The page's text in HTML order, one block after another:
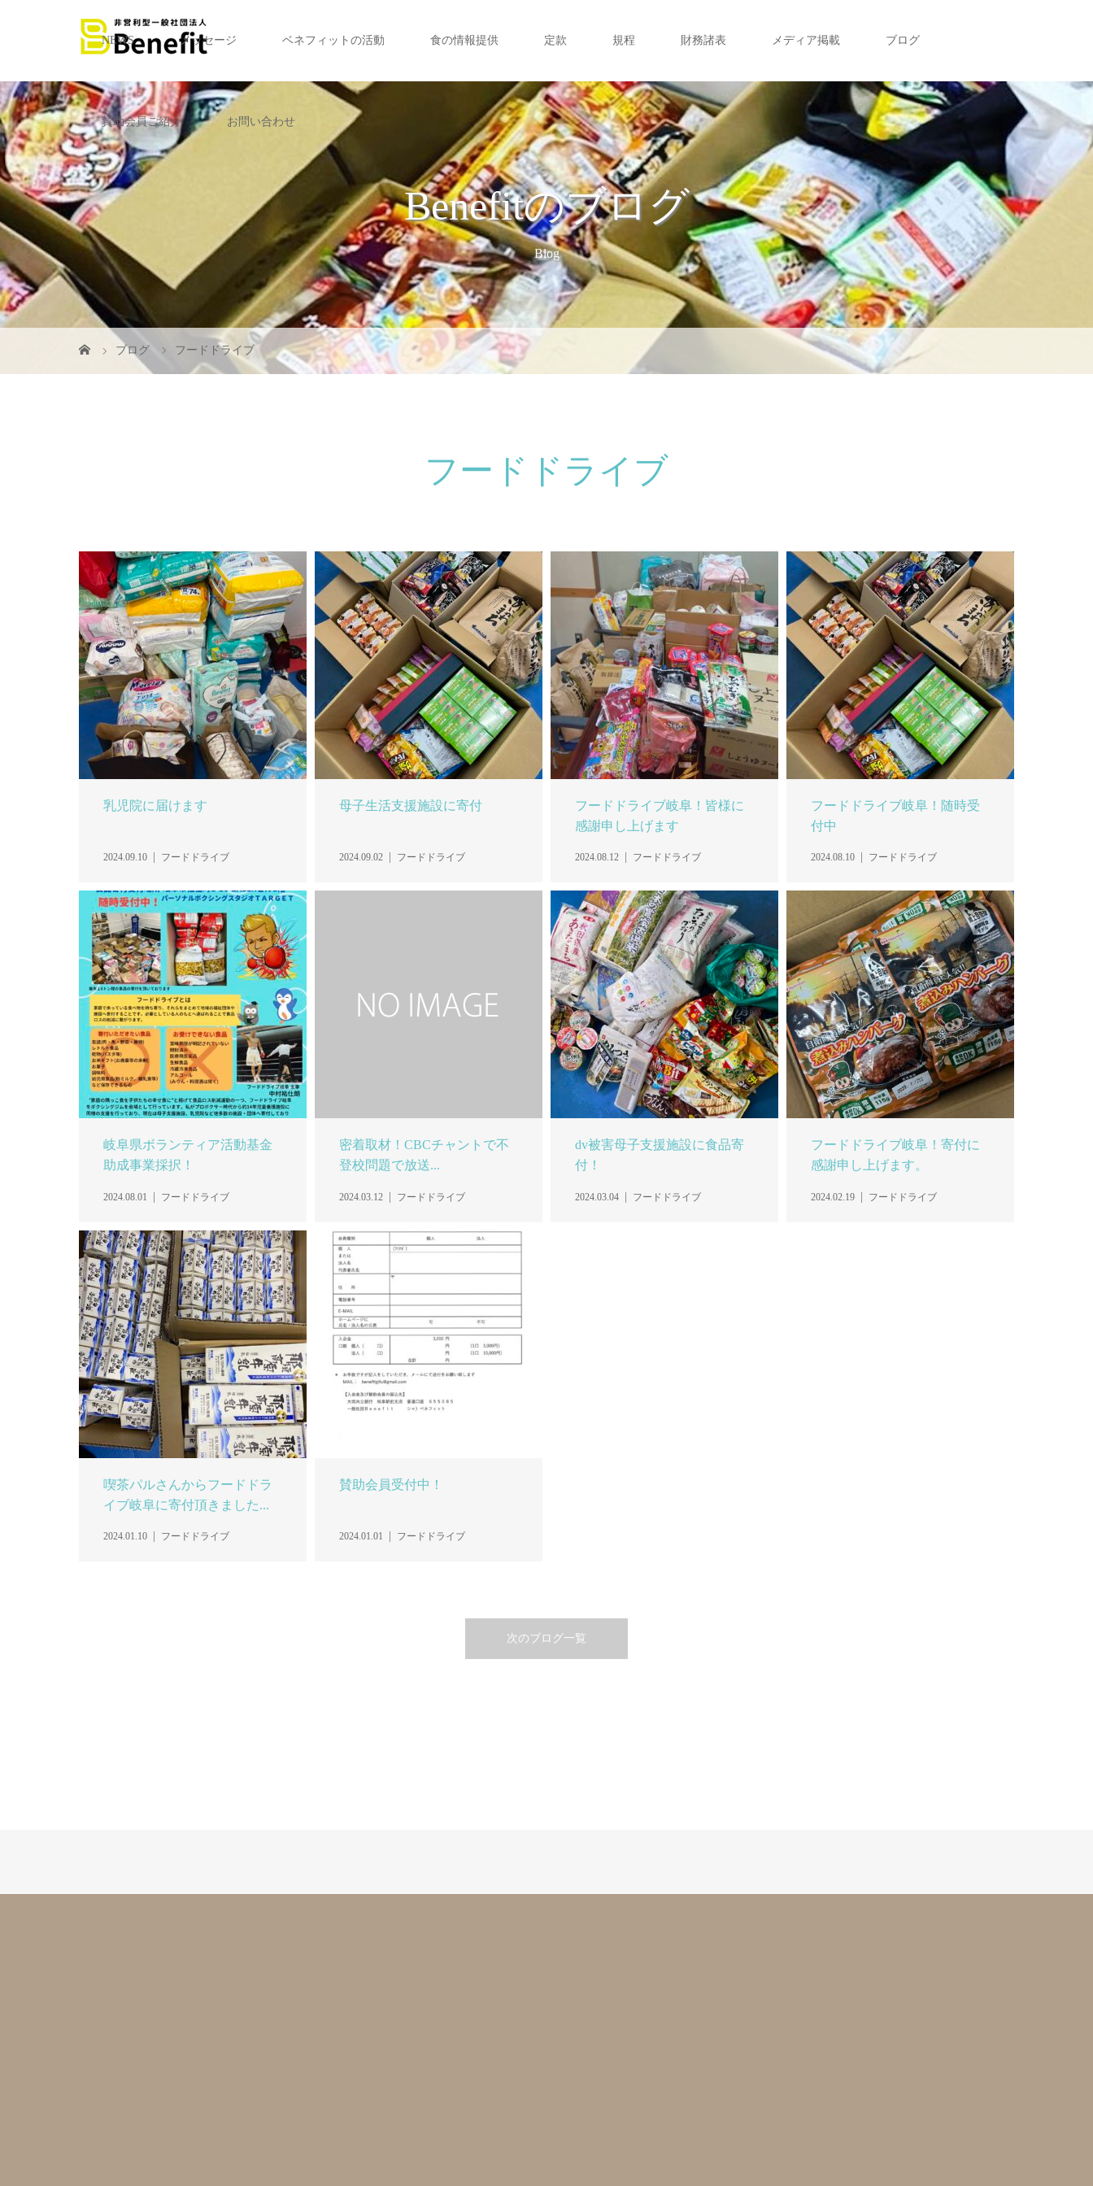
NEWS メッセージ ベネフィットの活動 食の情報提供 定款 規程 財務諸表 メディア掲載 ブログ
賛助会員ご紹介 お問い合わせ
Benefitのブログ
Blog
ブログ フードドライブ
フードドライブ
乳児院に届けます
2024.09.10 フードドライブ
母子生活支援施設に寄付
2024.09.02 フードドライブ
フードドライブ岐阜！皆様に
感謝申し上げます
2024.08.12 フードドライブ
フードドライブ岐阜！随時受
付中
2024.08.10 フードドライブ
岐阜県ボランティア活動基金
助成事業採択！
2024.08.01 フードドライブ
密着取材！CBCチャントで不
登校問題で放送...
2024.03.12 フードドライブ
dv被害母子支援施設に食品寄
付！
2024.03.04 フードドライブ
フードドライブ岐阜！寄付に
感謝申し上げます。
2024.02.19 フードドライブ
喫茶パルさんからフードドラ
イブ岐阜に寄付頂きました...
2024.01.10 フードドライブ
賛助会員受付中！
2024.01.01 フードドライブ
次のブログ一覧